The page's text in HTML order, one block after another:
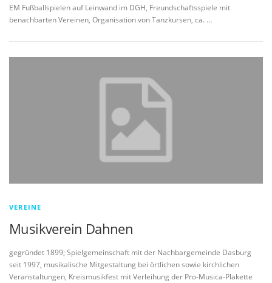
EM Fußballspielen auf Leinwand im DGH, Freundschaftsspiele mit
benachbarten Vereinen, Organisation von Tanzkursen, ca. …
VEREINE
Musikverein Dahnen
gegründet 1899; Spielgemeinschaft mit der Nachbargemeinde Dasburg
seit 1997, musikalische Mitgestaltung bei örtlichen sowie kirchlichen
Veranstaltungen, Kreismusikfest mit Verleihung der Pro-Musica-Plakette